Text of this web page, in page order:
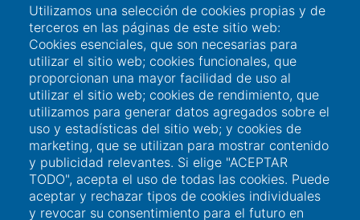
Enlaces de interés
Acceso a usuarios
Utilizamos una selección de cookies propias y de
terceros en las páginas de este sitio web:
Cookies esenciales, que son necesarias para
utilizar el sitio web; cookies funcionales, que
proporcionan una mayor facilidad de uso al
utilizar el sitio web; cookies de rendimiento, que
utilizamos para generar datos agregados sobre el
uso y estadísticas del sitio web; y cookies de
marketing, que se utilizan para mostrar contenido
y publicidad relevantes. Si elige "ACEPTAR
TODO", acepta el uso de todas las cookies. Puede
aceptar y rechazar tipos de cookies individuales
y revocar su consentimiento para el futuro en